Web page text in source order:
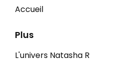
Accueil
Plus
L'univers Natasha R